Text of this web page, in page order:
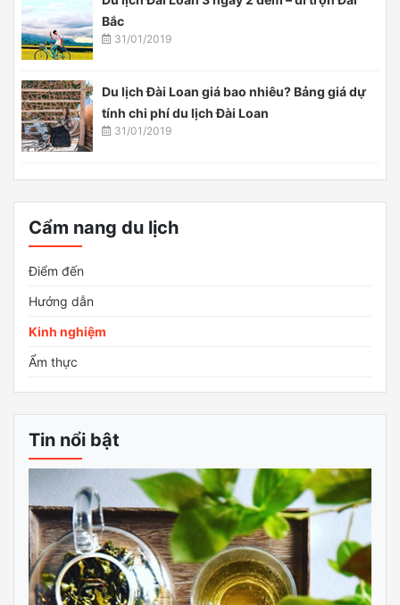
Cẩm nang du lịch
Điểm đến
Hướng dẫn
Kinh nghiệm
Ẩm thực
Tin nổi bật
Bắc
31/01/2019
Du lịch Đài Loan giá bao nhiêu? Bảng giá dự
tính chi phí du lịch Đài Loan
31/01/2019